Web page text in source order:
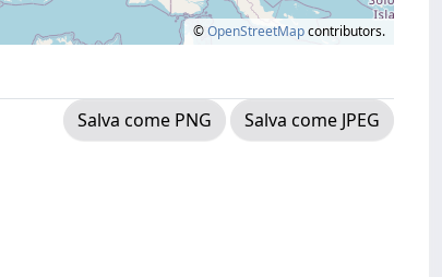
©OpenStreetMapcontributors.
Salva come PNG
Salva come JPEG